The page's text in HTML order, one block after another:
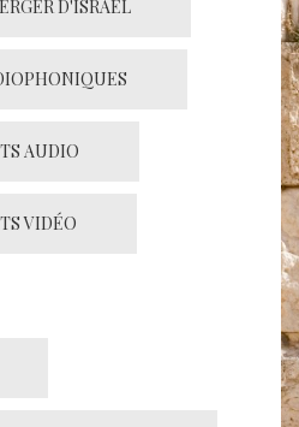
D'ISRAËL
AUDIO
VIDÉO